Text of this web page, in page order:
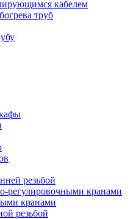
кабелем
труб
резьбой
регулировочными кранами
кранами
резьбой